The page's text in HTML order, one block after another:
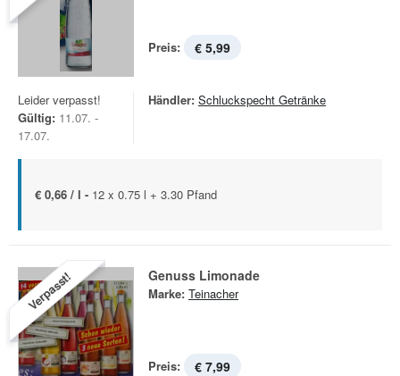
Preis: € 5,99
Leider verpasst!
Gültig: 11.07. -
17.07.
Händler: Schluckspecht Getränke
€ 0,66 / l - 12 x 0.75 l + 3.30 Pfand
Verpasst! Genuss Limonade
Marke: Teinacher
Preis: € 7,99